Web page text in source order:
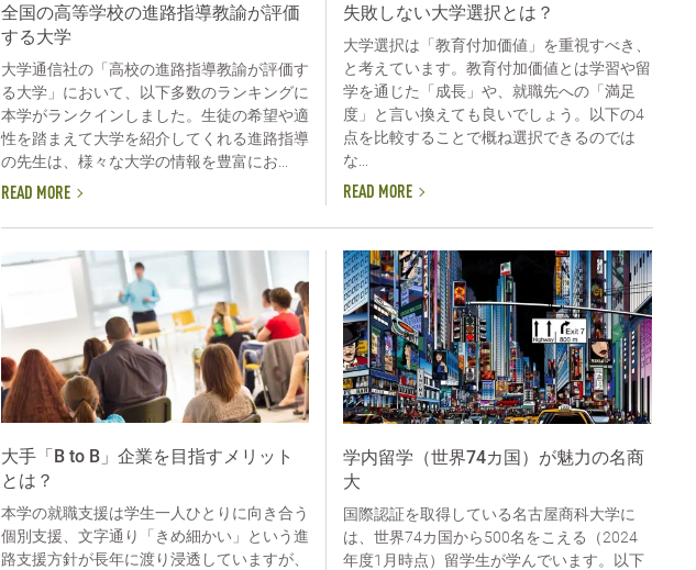
全国の高等学校の進路指導教諭が評価
する大学
大学通信社の「高校の進路指導教諭が評価す
る大学」において、以下多数のランキングに
本学がランクインしました。生徒の希望や適
性を踏まえて大学を紹介してくれる進路指導
の先生は、様々な大学の情報を豊富にお...
READ MORE
失敗しない大学選択とは？
大学選択は「教育付加価値」を重視すべき、
と考えています。教育付加価値とは学習や留
学を通じた「成長」や、就職先への「満足
度」と言い換えても良いでしょう。以下の4
点を比較することで概ね選択できるのでは
な...
READ MORE
大手「B to B」企業を目指すメリット
とは？
本学の就職支援は学生一人ひとりに向き合う
個別支援、文字通り「きめ細かい」という進
路支援方針が長年に渡り浸透していますが、
学内留学（世界74カ国）が魅力の名商
大
国際認証を取得している名古屋商科大学に
は、世界74カ国から500名をこえる（2024
年度1月時点）留学生が学んでいます。以下